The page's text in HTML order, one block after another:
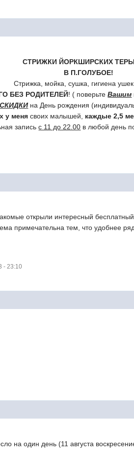
СТРИЖКИ ЙОРКШИРСКИХ
В П.ГОЛУБОЕ!
Стрижка, мойка, сушка, гигиена
БЕЗ РОДИТЕЛЕЙ! ( поверьтеВашим
СКИДКИна День рождения
у менясвоих малышей, каждые 2,5
записьс 11 до 22.00 в любой день
открыли интересный
примечательна тем, что удобнее
- 23:10
на один день (11 августа